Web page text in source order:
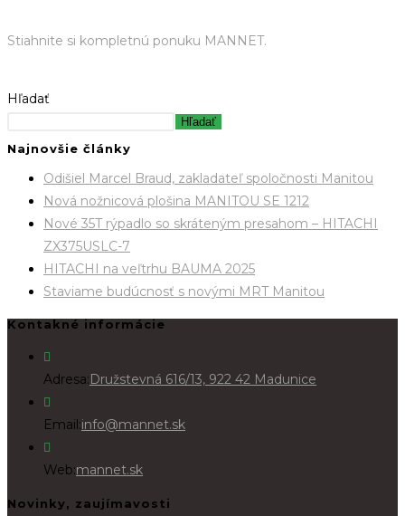
Stiahnite si kompletnú ponuku MANNET.
Hľadať
Hľadať
Najnovšie články
Odišiel Marcel Braud, zakladateľ spoločnosti Manitou
Nová nožnicová plošina MANITOU SE 1212
Nové 35T rýpadlo so skráteným presahom – HITACHI
ZX375USLC-7
HITACHI na veľtrhu BAUMA 2025
Staviame budúcnosť s novými MRT Manitou
Kontakné informácie
Adresa:Družstevná 616/13, 922 42 Madunice
Email:info@mannet.sk
Web:mannet.sk
Novinky, zaujímavosti